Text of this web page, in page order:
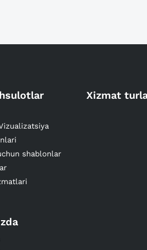
shablonlar
Xizmat